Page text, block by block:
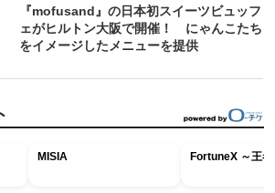
『mofusand』の日本初スイーツビュッフ
ェがヒルトン大阪で開催！ にゃんこたち
をイメージしたメニューを提供
MISIA FortuneX ～王